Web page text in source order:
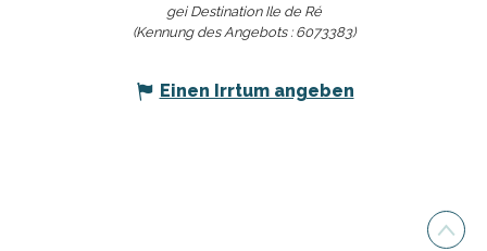
gei Destination Ile de Ré
(Kennung des Angebots : 6073383)
Einen Irrtum angeben